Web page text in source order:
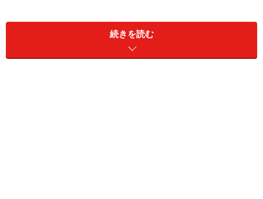
ここから、高齢者の「食べにくさ」の原因が見えてきま
続きを読む